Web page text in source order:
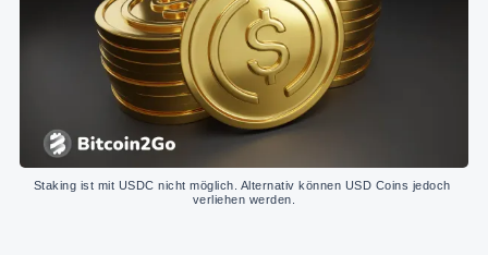
Staking ist mit USDC nicht möglich. Alternativ können USD Coins jedoch
verliehen werden.